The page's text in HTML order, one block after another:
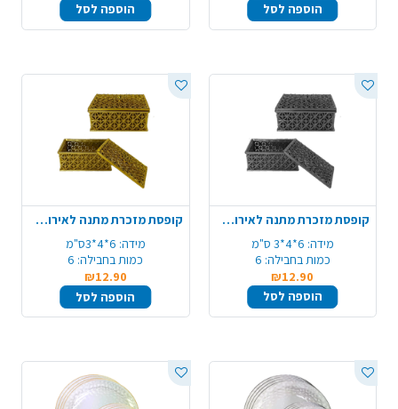
הוספה לסל
הוספה לסל
קופסת מזכרת מתנה לאירוע 6 יח' - כסף
מידה: 6*4*3 ס"מ
כמות בחבילה: 6
₪12.90
הוספה לסל
קופסת מזכרת מתנה לאירוע 6 יח' - זהב
מידה: 6*4*3ס"מ
כמות בחבילה: 6
₪12.90
הוספה לסל